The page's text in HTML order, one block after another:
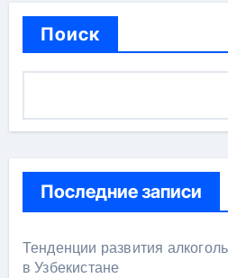
Поиск
Последние записи
Тенденции развития
в Узбекистане